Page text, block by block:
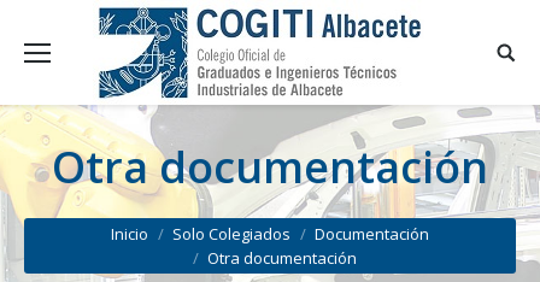
Otra documentación
You are here:
Inicio Solo Colegiados
Documentación
Otra documentación